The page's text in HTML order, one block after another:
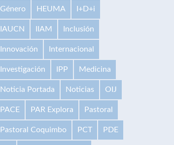
Género HEUMA I+D+i
IAUCN IIAM Inclusión
Innovación Internacional
Investigación IPP Medicina
Noticia Portada Noticias OIJ
PACE PAR Explora Pastoral
Pastoral Coquimbo PCT PDE